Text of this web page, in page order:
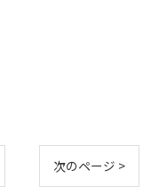
次のページ >